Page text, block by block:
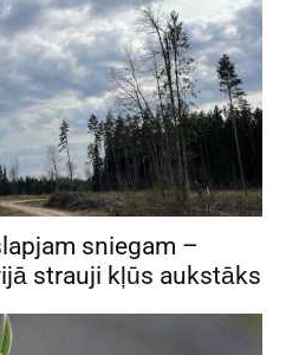
sniegam –
strauji kļūs aukstāks